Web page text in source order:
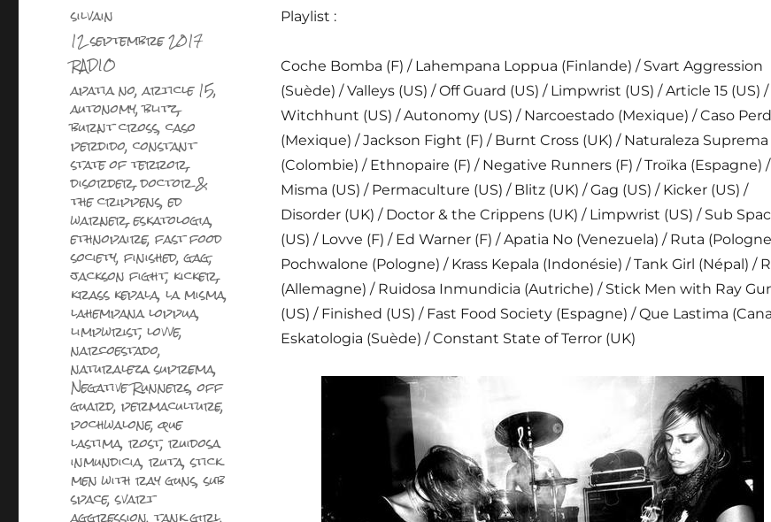
Playlist :
Coche Bomba (F) / Lahempana Loppua (Finlande) / Svart Aggression
(Suède) / Valleys (US) / Off Guard (US) / Limpwrist (US) / Article 15 (US) /
Witchhunt (US) / Autonomy (US) / Narcoestado (Mexique) / Caso
(Mexique) / Jackson Fight (F) / Burnt Cross (UK) / Naturaleza Suprema
(Colombie) / Ethnopaire (F) / Negative Runners (F) / Troïka (Espagne) /
Misma (US) / Permaculture (US) / Blitz (UK) / Gag (US) / Kicker (US) /
Disorder (UK) / Doctor & the Crippens (UK) / Limpwrist (US) / Sub
(US) / Lovve (F) / Ed Warner (F) / Apatia No (Venezuela) / Ruta
Pochwalone (Pologne) / Krass Kepala (Indonésie) / Tank Girl (Népal) /
(Allemagne) / Ruidosa Inmundicia (Autriche) / Stick Men with Ray
(US) / Finished (US) / Fast Food Society (Espagne) / Que Lastima
Eskatologia (Suède) / Constant State of Terror (UK)
Auteur
silvain
Publié
le
12 septembre 2017
Catégories
RADIO
Étiquettes
apatia no,article 15,
autonomy,blitz,
burnt cross,caso
perdido,constant
state of terror,
disorder,doctor &
the crippens,ed
warner,eskatologia,
ethnopaire,fast food
society,finished,gag,
jackson fight,kicker,
krass kepala,la misma,
lahempana loppua,
limpwrist,lovve,
narcoestado,
naturaleza suprema,
Negative Runners,off
guard,permaculture,
pochwalone,que
lastima,rost,ruidosa
inmundicia,ruta,stick
men with ray guns,sub
space,svart